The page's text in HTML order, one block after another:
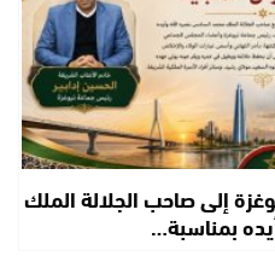
إلى صاحب الجلالة الملك
بمناسبة…